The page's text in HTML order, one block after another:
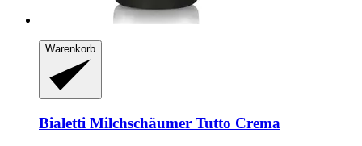
Warenkorb
Bialetti Milchschäumer Tutto Crema